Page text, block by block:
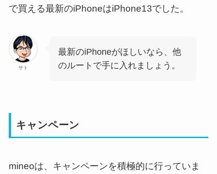
で買える最新のiPhoneはiPhone13でした。
サト
最新のiPhoneがほしいなら、他
のルートで手に入れましょう。
キャンペーン
mineoは、キャンペーンを積極的に行っていま